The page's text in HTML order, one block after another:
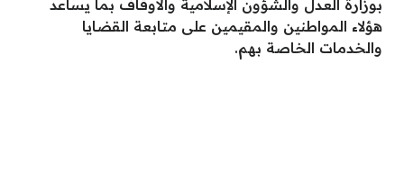
بوزارة العدل والشؤون الإسلامية والأوقاف بما يساعد
هؤلاء المواطنين والمقيمين على متابعة القضايا
والخدمات الخاصة بهم.